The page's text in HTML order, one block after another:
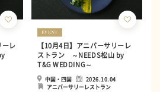
ーレ
EVENT
【10月4日】アニバーサリーレ
ストラン ～NEEDS松山 by
T&G WEDDING～
中国・四国
2026.10.04
アニバーサリーレストラン